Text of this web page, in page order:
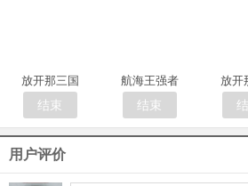
放开那三国
结束
航海王强者
结束
放开
用户评价